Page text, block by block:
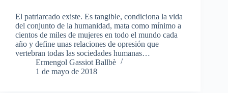
El patriarcado existe. Es tangible, condiciona la vida
del conjunto de la humanidad, mata como mínimo a
cientos de miles de mujeres en todo el mundo cada
año y define unas relaciones de opresión que
vertebran todas las sociedades humanas…
Ermengol Gassiot Ballbè
1 de mayo de 2018